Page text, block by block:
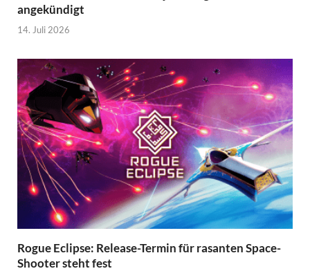
angekündigt
14. Juli 2026
Rogue Eclipse: Release-Termin für rasanten Space-
Shooter steht fest